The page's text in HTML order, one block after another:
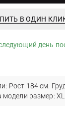
В ОДИН
день
Рост 184 см.
размер: XL